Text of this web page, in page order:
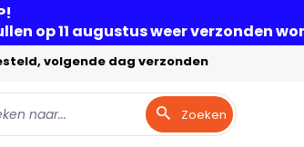
op 11 augustus weer verzonden
volgende dag verzonden
Zoeken